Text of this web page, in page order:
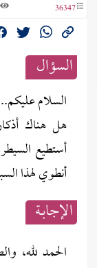
36347
السؤال
السلام عليكم..
هل هناك
أستطيع
أنطوي لهذا
الإجابــة
الحمد لله،